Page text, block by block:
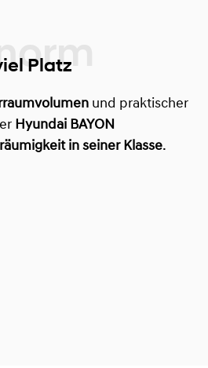
Platz
und praktischer
Hyundai BAYON
in seiner Klasse.